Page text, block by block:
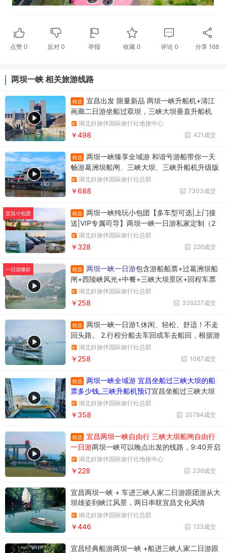
点赞 0 反对0 举报 收藏 0 评论 0 分享168
两坝一峡 相关旅游线路
精选
宜昌出发 限量新品 两坝一峡升船机+清江
画廊二日游坐船过双坝，三峡大坝垂直升船机
+葛洲坝船闸，游清江百里画廊
湖北好旅伴国际旅行社地接中心
421成交
￥498
精选
两坝一峡臻享全域游 和谐号游船带你一天
畅游葛洲坝船闸、三峡大坝、三峡升船机升级版
两坝一峡，升级版两坝一峡全域游，两坝一峡PL
US版本
湖北好旅伴国际旅行社总部
7303成交
￥688
宜昌小包团 精选
两坝一峡纯玩小包团【多车型可选|上门接
送|VIP专属司导】两坝一峡一日游私家定制（2
人起订）+1单1团+不拼车+往返接送+观三峡大
坝过葛洲坝游西陵峡
湖北好旅伴国际旅行社总部
226成交
￥328
一日游爆款 精选 两坝一峡一日游包含游船船票+过葛洲坝船
闸+西陵峡风光+中餐+三峡大坝景区+回程车票
湖北好旅伴国际旅行社总部
326227成交
￥258
精选
两坝一峡一日游1.休闲、轻松、舒适！不走
回头路。 2.行程分船去车回或车去船回，根据游
船停泊所在位置确定。车去船回时上午游览三峡
大坝，下午游览西陵峡大峡谷。行程调整先后顺
湖北好旅伴国际旅行社总部
1087成交
￥258
精选
两坝一峡全域游 宜昌坐船过三峡大坝的船
票多少钱_三峡升船机预订宜昌坐船过三峡大坝
升船机一日游358元/人，一天时间坐船过两个
坝，葛洲坝和三峡大坝。
湖北好旅伴国际旅行社总部
20784成交
￥358
精选
宜昌两坝一峡自由行 三峡大坝船闸自由行
一日游两坝一峡可以晚点出发的线路，9:40开启
三峡之旅。两坝一峡游船过葛洲坝船闸
湖北好旅伴国际旅行社地接中心
236成交
￥228
宜昌两坝一峡 + 车进三峡人家二日游跟团游从大
坝雄姿到峡江风景，两日串联宜昌文化风情
湖北好旅伴国际旅行社总部
123成交
￥446
宜昌经典船游两坝一峡 +船进三峡人家二日游跟